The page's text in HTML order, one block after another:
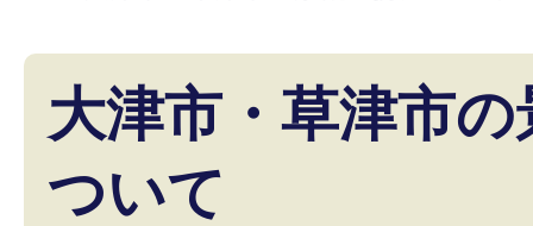
大津市・草津市
ついて